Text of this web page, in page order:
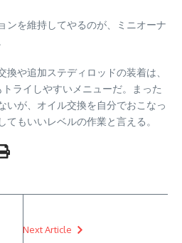
ンを維持してやるのが、ミニオーナ
換や追加ステディロッドの装着は、
ライしやすいメニューだ。まった
いが、オイル交換を自分でおこなっ
もいいレベルの作業と言える。
Next Article